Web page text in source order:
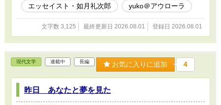
エッセイスト・如月礼次郎
yuko＠アウローラ
文字数 3,125 最終更新日 2026.08.01 登録日 2026.08.01
現代文学 連載中 長編 お気に入りに追加 4
昨日 あなたと夢を見た